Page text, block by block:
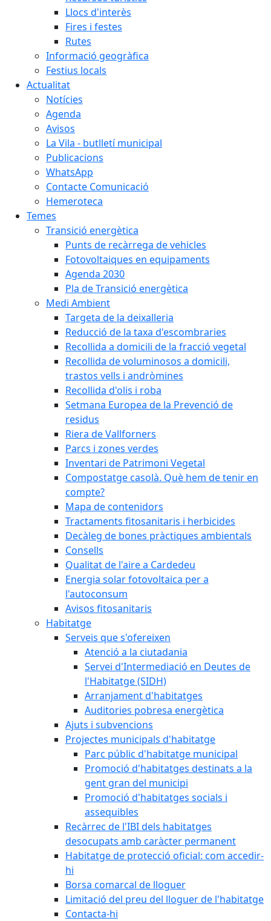
Llocs d'interès
Fires i festes
Rutes
Informació geogràfica
Festius locals
Actualitat
Notícies
Agenda
Avisos
La Vila - butlletí municipal
Publicacions
WhatsApp
Contacte Comunicació
Hemeroteca
Temes
Transició energètica
Punts de recàrrega de vehicles
Fotovoltaiques en equipaments
Agenda 2030
Pla de Transició energètica
Medi Ambient
Targeta de la deixalleria
Reducció de la taxa d'escombraries
Recollida a domicili de la fracció vegetal
Recollida de voluminosos a domicili,
trastos vells i andròmines
Recollida d'olis i roba
Setmana Europea de la Prevenció de
residus
Riera de Vallforners
Parcs i zones verdes
Inventari de Patrimoni Vegetal
Compostatge casolà. Què hem de tenir en
compte?
Mapa de contenidors
Tractaments fitosanitaris i herbicides
Decàleg de bones pràctiques ambientals
Consells
Qualitat de l'aire a Cardedeu
Energia solar fotovoltaica per a
l'autoconsum
Avisos fitosanitaris
Habitatge
Serveis que s'ofereixen
Atenció a la ciutadania
Servei d'Intermediació en Deutes de
l'Habitatge (SIDH)
Arranjament d'habitatges
Auditories pobresa energètica
Ajuts i subvencions
Projectes municipals d'habitatge
Parc públic d'habitatge municipal
Promoció d'habitatges destinats a la
gent gran del municipi
Promoció d'habitatges socials i
assequibles
Recàrrec de l'IBI dels habitatges
desocupats amb caràcter permanent
Habitatge de protecció oficial: com accedir-
hi
Borsa comarcal de lloguer
Limitació del preu del lloguer de l'habitatge
Contacta-hi